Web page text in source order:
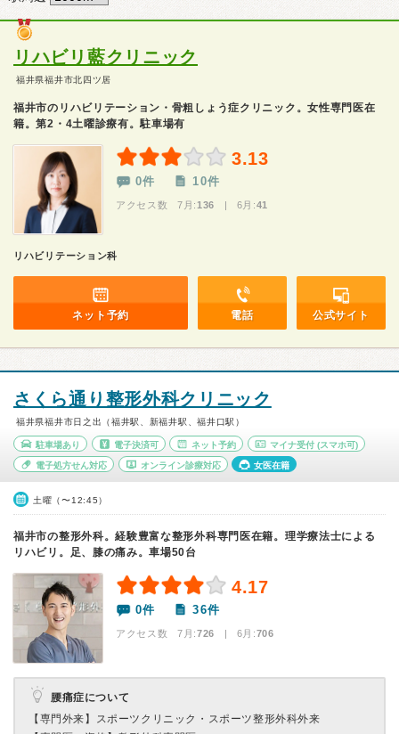
リハビリ藍クリニック
福井県福井市北四ツ居
福井市のリハビリテーション・骨粗しょう症クリニック。女性専門医在
籍。第2・4土曜診療有。駐車場有
3.13
0件 10件
アクセス数 7月: 136 | 6月:41
リハビリテーション科
ネット予約 電話 公式サイト
さくら通り整形外科クリニック
福井県福井市日之出（福井駅、新福井駅、福井口駅）
駐車場あり 電子決済可 ネット予約 マイナ受付 (スマホ可)
電子処方せん対応 オンライン診療対応 女医在籍
土曜（〜12:45）
福井市の整形外科。経験豊富な整形外科専門医在籍。理学療法士による
リハビリ。足、膝の痛み。車場50台
4.17
0件 36件
アクセス数 7月:726 | 6月:706
腰痛症について
【専門外来】 スポーツクリニック・スポーツ整形外科外来